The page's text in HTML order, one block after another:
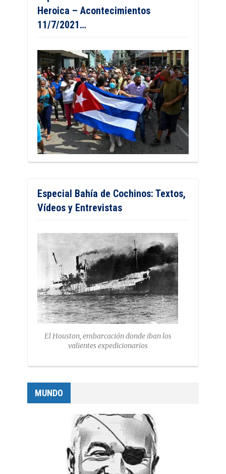
Heroica – Acontecimientos
11/7/2021…
Especial Bahía de Cochinos: Textos,
Vídeos y Entrevistas
El Houston, embarcación donde iban los
valientes expedicionarios
MUNDO